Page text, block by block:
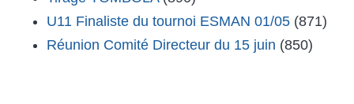
U11 Finaliste du tournoi ESMAN 01/05 (871)
Réunion Comité Directeur du 15 juin (850)